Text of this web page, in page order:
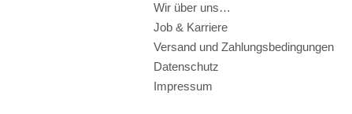
Wir über uns…
Job & Karriere
Versand und Zahlungsbedingungen
Datenschutz
Impressum